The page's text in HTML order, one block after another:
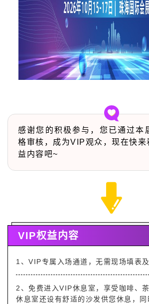
感谢您的积极参与， 您已通过本
格审核，成为VIP观众，现在快来
益内容吧~
VIP权益内容
1、VIP专属入场通道，无需现场填表及
2、免费进入VIP休息室，享受咖啡、茶
休息室还设有舒适的沙发供您休息，同